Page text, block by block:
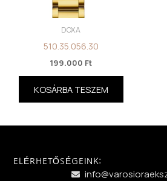
DOXA
510.35.056.30
199.000 Ft
KOSÁRBA TESZEM
ELÉRHETŐSÉGEINK: